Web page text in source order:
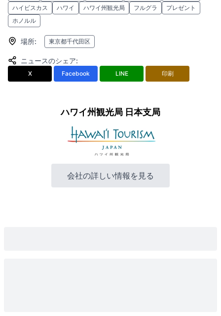
ハイビスカス
ハワイ ハワイ州観光局 フルグラ
プレゼント
ホノルル
場所: 東京都千代田区
ニュースのシェア:
X Facebook LINE 印刷
ハワイ州観光局 日本支局
会社の詳しい情報を見る